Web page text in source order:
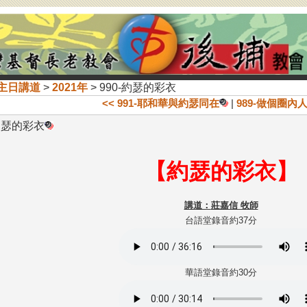
日講道> 2021年> 990-約瑟的彩衣
<< 991-耶和華與約瑟同在
| 989-做個圈內人
的彩衣
【約瑟的彩衣】
講道： 莊嘉信 牧師
台語堂錄音約37分
華語堂錄音約30分